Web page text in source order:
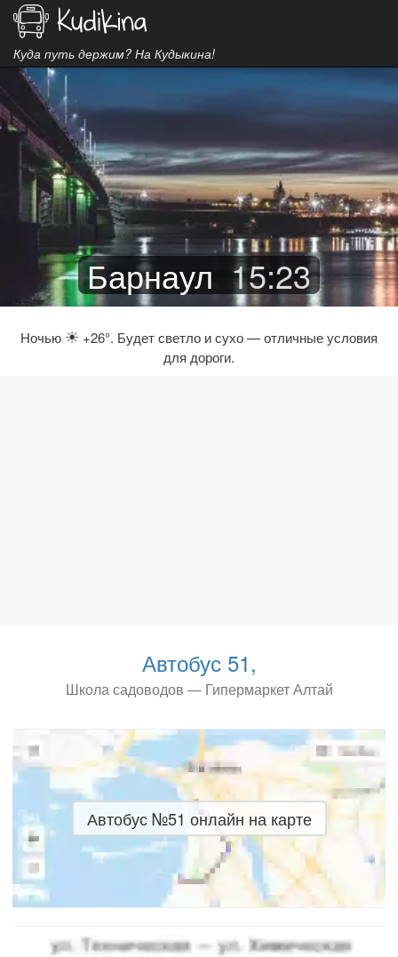
Куда путь держим? На Кудыкина!
Барнаул 15:23
Ночью ☀ +26°. Будет светло и сухо — отличные условия
для дороги.
Автобус 51,
Школа садоводов — Гипермаркет Алтай
Автобус №51 онлайн на карте